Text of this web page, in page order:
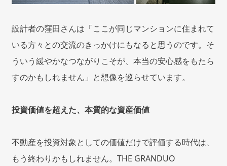
設計者の窪田さんは「ここが同じマンションに住まれて
いる方々との交流のきっかけにもなると思うのです。そ
ういう緩やかなつながりこそが、本当の安心感をもたら
すのかもしれません」と想像を巡らせています。
投資価値を超えた、本質的な資産価値
不動産を投資対象としての価値だけで評価する時代は、
もう終わりかもしれません。THE GRANDUO